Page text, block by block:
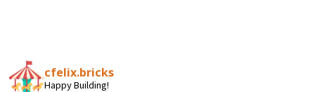
cfelix.bricks
Happy Building!